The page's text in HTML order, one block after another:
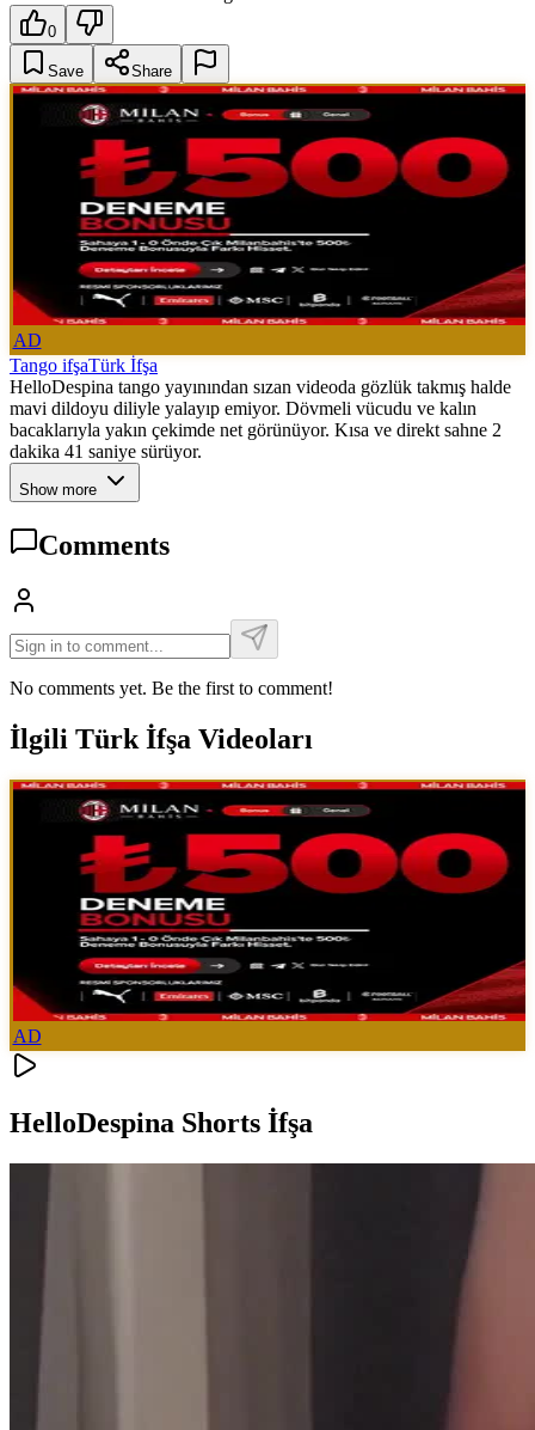
0
Save Share
AD
Tango ifşaTürk İfşa
HelloDespina tango yayınından sızan videoda gözlük takmış halde
mavi dildoyu diliyle yalayıp emiyor. Dövmeli vücudu ve kalın
bacaklarıyla yakın çekimde net görünüyor. Kısa ve direkt sahne 2
dakika 41 saniye sürüyor.
Show more
Comments
No comments yet. Be the first to comment!
İlgili Türk İfşa Videoları
AD
HelloDespina Shorts İfşa